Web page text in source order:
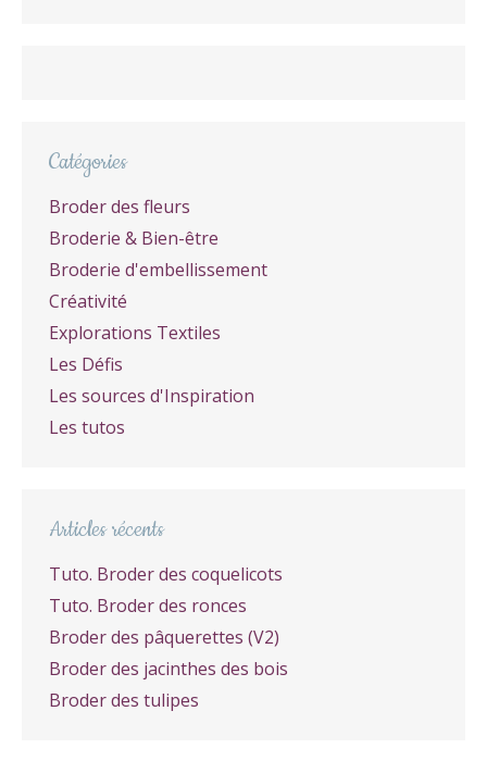
Catégories
Broder des fleurs
Broderie & Bien-être
Broderie d'embellissement
Créativité
Explorations Textiles
Les Défis
Les sources d'Inspiration
Les tutos
Articles récents
Tuto. Broder des coquelicots
Tuto. Broder des ronces
Broder des pâquerettes (V2)
Broder des jacinthes des bois
Broder des tulipes